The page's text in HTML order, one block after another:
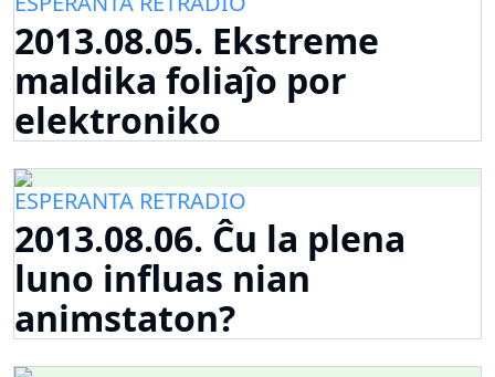
2013.08.05. Ekstreme
maldika foliaĵo por
elektroniko
ESPERANTA RETRADIO
2013.08.06. Ĉu la plena
luno influas nian
animstaton?